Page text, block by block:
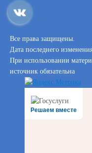
Все права защищены.
Дата последнего
При использовании
источник обязательна
Решаем вместе